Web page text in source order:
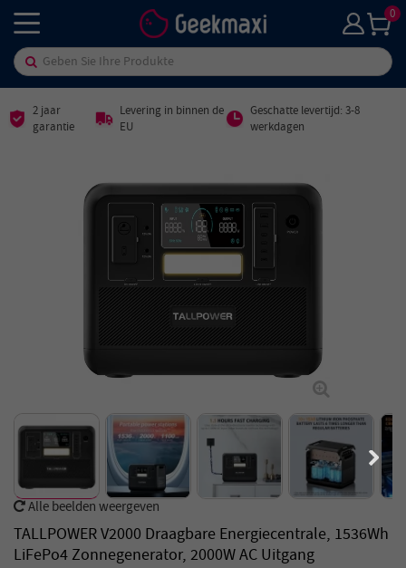
0
2 jaar
garantie
Levering in binnen de
EU
Geschatte levertijd: 3-8
werkdagen
Alle beelden weergeven
TALLPOWER V2000 Draagbare Energiecentrale, 1536Wh
LiFePo4 Zonnegenerator, 2000W AC Uitgang